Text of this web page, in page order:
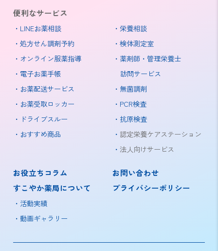
便利なサービス
LINEお薬相談
処方せん調剤予約
オンライン服薬指導
電子お薬手帳
お薬配送サービス
お薬受取ロッカー
ドライブスルー
おすすめ商品
栄養相談
検体測定室
薬剤師・管理栄養士
訪問サービス
無菌調剤
PCR検査
抗原検査
認定栄養ケアステーション
法人向けサービス
お役立ちコラム
すこやか薬局について
活動実績
動画ギャラリー
お問い合わせ
プライバシーポリシー